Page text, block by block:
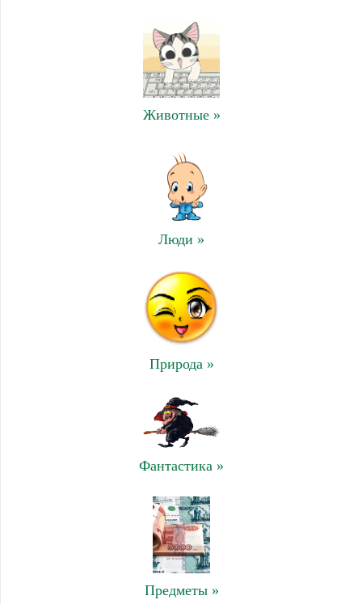
Животные »
Люди »
Природа »
Фантастика »
Предметы »